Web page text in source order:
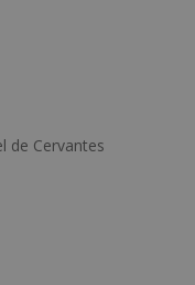
de Cervantes